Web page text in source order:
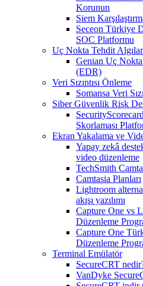
Korunun
Siem
Seceon Türkiye
SOC Platformu
Uç Nokta Tehdit
Genian Uç Nokta
(EDR)
Veri Sızıntısı Önleme
Somansa Veri
Siber Güvenlik Risk
Skorlaması
Ekran Yakalama ve
Yapay zekâ
video düzenleme
TechSmith
Camtasia Planları
Lightroom
akışı yazılımı
Capture One vs
Düzenleme
Capture One
Düzenleme
Terminal Emülatör
SecureCRT
VanDyke